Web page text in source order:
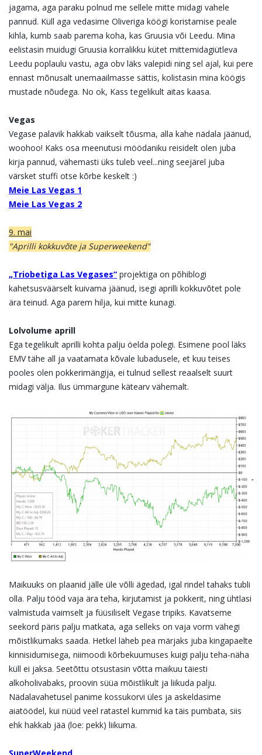
jagama, aga paraku polnud me sellele mitte midagi vahele
pannud. Küll aga vedasime Oliveriga köögi koristamise peale
kihla, kumb saab parema koha, kas Gruusia või Leedu. Mina
eelistasin muidugi Gruusia korralikku kütet mittemidagiütleva
Leedu poplaulu vastu, aga obv läks valepidi ning sel ajal, kui pere
ennast mõnusalt unemaailmasse sättis, kolistasin mina köögis
mustade nõudega. No ok, Kass tegelikult aitas kaasa.
Vegas
Vegase palavik hakkab vaikselt tõusma, alla kahe nädala jäänud,
woohoo! Kaks osa meenutusi möödaniku reisidelt olen juba
kirja pannud, vähemasti üks tuleb veel...ning seejärel juba
värsket stuffi otse kõrbe keskelt :)
Meie Las Vegas 1
Meie Las Vegas 2
9. mai
"Aprilli kokkuvõte ja Superweekend"
„Triobetiga Las Vegases“ projektiga on põhiblogi
kahetsusväärselt kuivama jäänud, isegi aprilli kokkuvõtet pole
ära teinud. Aga parem hilja, kui mitte kunagi.
Lolvolume aprill
Ega tegelikult aprilli kohta palju öelda polegi. Esimene pool läks
EMV tähe all ja vaatamata kõvale lubadusele, et kuu teises
pooles olen pokkerimängija, ei tulnud sellest reaalselt suurt
midagi välja. Ilus ümmargune kätearv vähemalt.
Maikuuks on plaanid jälle üle võlli ägedad, igal rindel tahaks tubli
olla. Palju tööd vaja ära teha, kirjutamist ja pokkerit, ning ühtlasi
valmistuda vaimselt ja füüsiliselt Vegase tripiks. Kavatseme
seekord päris palju matkata, aga selleks on vaja vorm vähegi
mõistlikumaks saada. Hetkel läheb pea märjaks juba kingapaelte
kinnisidumisega, niimoodi kõrbekuumuses kuigi palju teha-näha
küll ei jaksa. Seetõttu otsustasin võtta maikuu täiesti
alkoholivabaks, proovin süüa mõistlikult ja liikuda palju.
Nädalavahetusel panime kossukorvi üles ja askeldasime
aiatöödel, kui nüüd veel ratastel kummid ka täis pumbata, siis
ehk hakkab jää (loe: pekk) liikuma.